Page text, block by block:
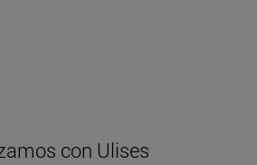
con Ulises